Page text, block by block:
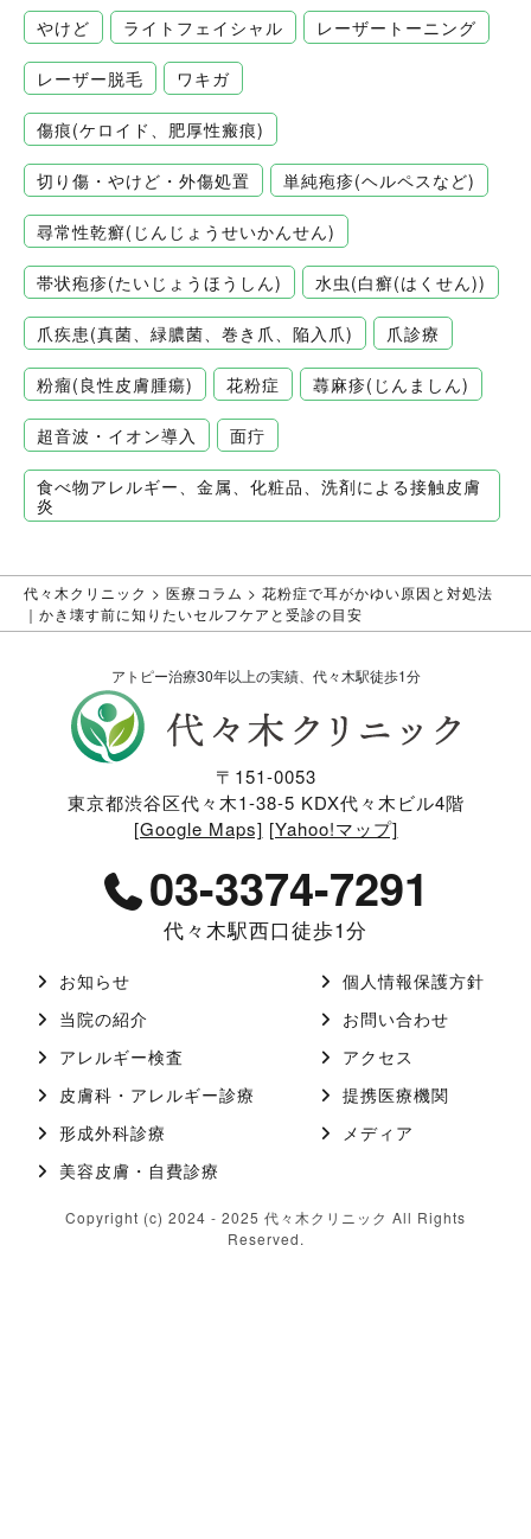
やけど ライトフェイシャル レーザートーニング
レーザー脱毛 ワキガ
傷痕(ケロイド、肥厚性瘢痕)
切り傷・やけど・外傷処置 単純疱疹(ヘルペスなど)
尋常性乾癬(じんじょうせいかんせん)
帯状疱疹(たいじょうほうしん) 水虫(白癬(はくせん))
爪疾患(真菌、緑膿菌、巻き爪、陥入爪) 爪診療
粉瘤(良性皮膚腫瘍) 花粉症 蕁麻疹(じんましん)
超音波・イオン導入 面疔
食べ物アレルギー、金属、化粧品、洗剤による接触皮膚
炎
代々木クリニック >医療コラム >花粉症で耳がかゆい原因と対処法
｜かき壊す前に知りたいセルフケアと受診の目安
アトピー治療30年以上の実績、代々木駅徒歩1分
〒151-0053
東京都渋谷区代々木1-38-5 KDX代々木ビル4階
[Google Maps] [Yahoo!マップ]
03-3374-7291
代々木駅西口徒歩1分
お知らせ
当院の紹介
アレルギー検査
皮膚科・アレルギー診療
形成外科診療
美容皮膚・自費診療
個人情報保護方針
お問い合わせ
アクセス
提携医療機関
メディア
Copyright (c) 2024 - 2025 代々木クリニック All Rights
Reserved.